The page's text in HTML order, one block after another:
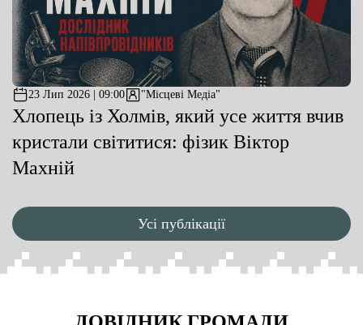
23 Лип 2026 | 09:00 "Місцеві Медіа"
Хлопець із Холмів, який усе життя вчив
кристали світитися: фізик Віктор
Махній
Усі публікації